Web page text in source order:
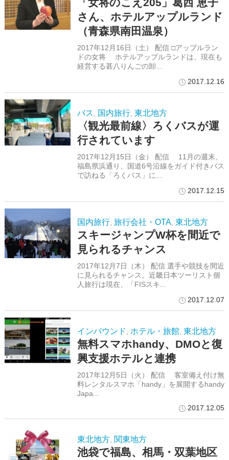
「女将のこえ205」葛西 恵子
さん、ホテルアップルランド
（青森県南田温泉）
2017年12月16日（土） 配信 □アップルラン
ドの女将 ホテルアップルランドは、現在も
経営する甚八りんごの卸...
2017.12.16
バス, 国内旅行, 東北地方
〈観光最前線〉ろくバスが運
行されています
2017年12月15日（金） 配信 11月の週末、
福島県浜通り、国道6号沿線をガイド付きバス
で訪ねる「ろくバス」に...
2017.12.15
国内旅行, 旅行会社・OTA, 東北地方
スキージャンプW杯を間近で
見られるチャンス
2017年12月7日（木） 配信 選手や競技を間近
に見られるチャンス。近畿日本ツーリスト個
人旅行は現在、「FISスキ...
2017.12.07
インバウンド, ホテル・旅館, 東北地方
無料スマホhandy、DMOと復
興支援ホテルと連携
2017年12月5日（火） 配信 客室備え付け無
料レンタルスマホ「handy」を展開するhandy
Japa...
2017.12.05
東北地方, 関東地方
池袋で福島、相馬・双葉地区